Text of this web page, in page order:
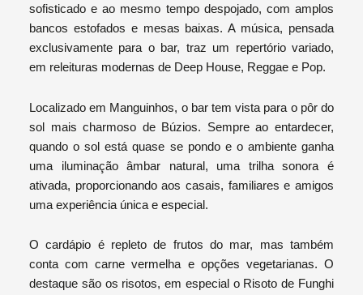
sofisticado e ao mesmo tempo despojado, com amplos
bancos estofados e mesas baixas. A música, pensada
exclusivamente para o bar, traz um repertório variado,
em releituras modernas de Deep House, Reggae e Pop.
Localizado em Manguinhos, o bar tem vista para o pôr do
sol mais charmoso de Búzios. Sempre ao entardecer,
quando o sol está quase se pondo e o ambiente ganha
uma iluminação âmbar natural, uma trilha sonora é
ativada, proporcionando aos casais, familiares e amigos
uma experiência única e especial.
O cardápio é repleto de frutos do mar, mas também
conta com carne vermelha e opções vegetarianas. O
destaque são os risotos, em especial o Risoto de Funghi